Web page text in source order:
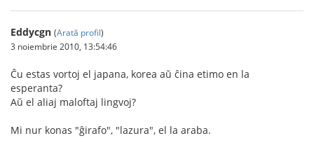
Eddycgn (Arată profil)
3 noiembrie 2010, 13:54:46
Ĉu estas vortoj el japana, korea aŭ ĉina etimo en la
esperanta?
Aŭ el aliaj maloftaj lingvoj?
Mi nur konas "ĝirafo", "lazura", el la araba.